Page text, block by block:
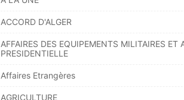
ACCORD D'ALGER
AFFAIRES DES EQUIPEMENTS MILITAIRES ET
PRESIDENTIELLE
Affaires Etrangères
AGRICULTURE